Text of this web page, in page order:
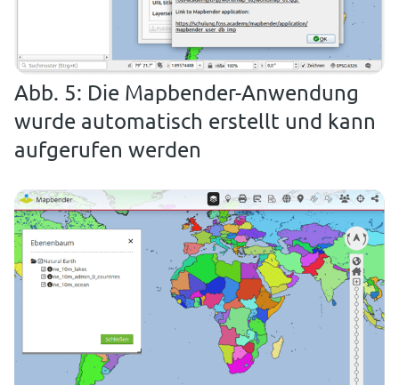
Abb. 5: Die Mapbender-Anwendung
wurde automatisch erstellt und kann
aufgerufen werden